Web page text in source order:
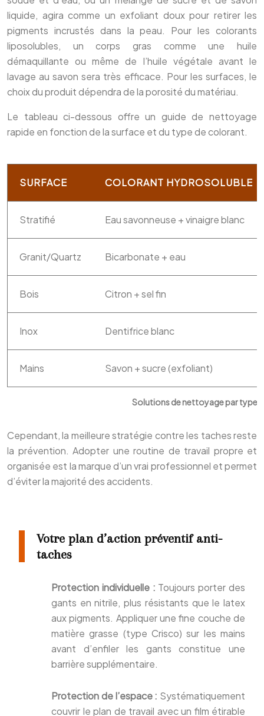
liquide, agira comme un exfoliant doux pour retirer les
pigments incrustés dans la peau. Pour les colorants
liposolubles, un corps gras comme une huile
démaquillante ou même de l’huile végétale avant le
lavage au savon sera très efficace. Pour les surfaces, le
choix du produit dépendra de la porosité du matériau.
Le tableau ci-dessous offre un guide de nettoyage
rapide en fonction de la surface et du type de colorant.
Solutions de nettoyage par type
SURFACE COLORANT HYDROSOLUBLE
Stratifié Eau savonneuse + vinaigre blanc
Granit/Quartz Bicarbonate + eau
Bois Citron + sel fin
Inox Dentifrice blanc
Mains Savon + sucre (exfoliant)
Cependant, la meilleure stratégie contre les taches reste
la prévention. Adopter une routine de travail propre et
organisée est la marque d’un vrai professionnel et permet
d’éviter la majorité des accidents.
Votre plan d’action préventif anti-
taches
Protection individuelle : Toujours porter des
gants en nitrile, plus résistants que le latex
aux pigments. Appliquer une fine couche de
matière grasse (type Crisco) sur les mains
avant d’enfiler les gants constitue une
barrière supplémentaire.
Protection de l’espace : Systématiquement
couvrir le plan de travail avec un film étirable